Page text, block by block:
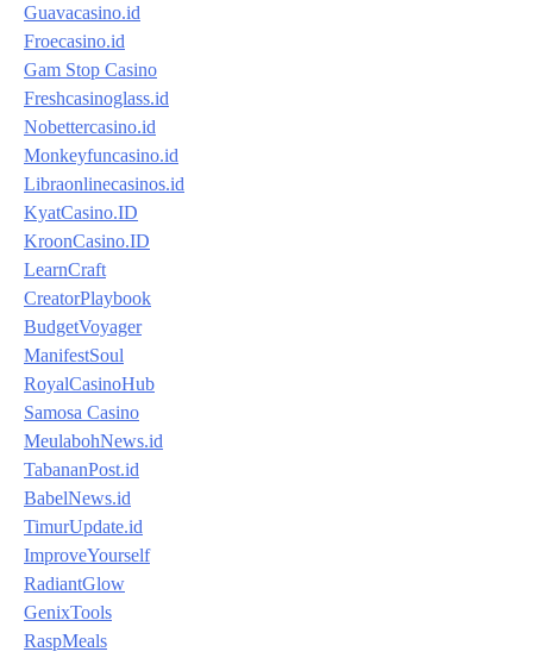
Guavacasino.id
Froecasino.id
Gam Stop Casino
Freshcasinoglass.id
Nobettercasino.id
Monkeyfuncasino.id
Libraonlinecasinos.id
KyatCasino.ID
KroonCasino.ID
LearnCraft
CreatorPlaybook
BudgetVoyager
ManifestSoul
RoyalCasinoHub
Samosa Casino
MeulabohNews.id
TabananPost.id
BabelNews.id
TimurUpdate.id
ImproveYourself
RadiantGlow
GenixTools
RaspMeals